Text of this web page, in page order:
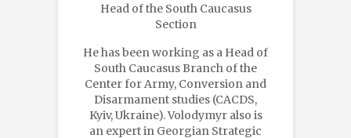
Head of the South Caucasus
Section
He has been working as a Head of
South Caucasus Branch of the
Center for Army, Conversion and
Disarmament studies (CACDS,
Kyiv, Ukraine). Volodymyr also is
an expert in Georgian Strategic